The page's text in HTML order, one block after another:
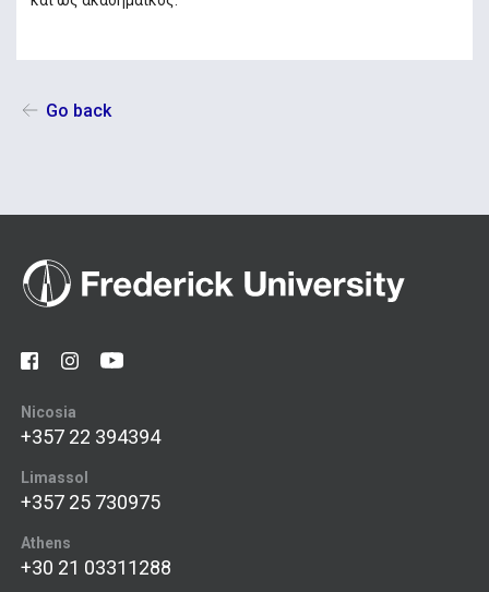
Go back
Nicosia
+357 22 394394
Limassol
+357 25 730975
Athens
+30 21 03311288